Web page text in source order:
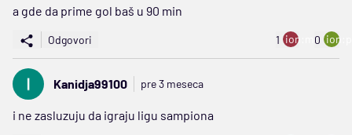
a gde da prime gol baš u 90 min
Odgovori 1 ion:minus
0
Kanidja99100 pre 3 meseca
i ne zasluzuju da igraju ligu sampiona